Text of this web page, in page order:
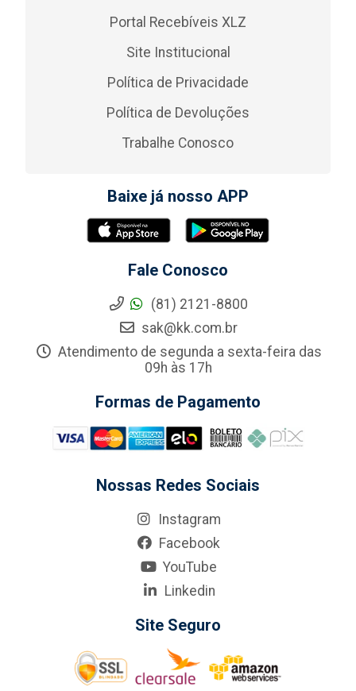
Portal Recebíveis XLZ
Site Institucional
Política de Privacidade
Política de Devoluções
Trabalhe Conosco
Baixe já nosso APP
Fale Conosco
(81) 2121-8800
sak@kk.com.br
Atendimento de segunda a sexta-feira das
09h às 17h
Formas de Pagamento
Nossas Redes Sociais
Instagram
Facebook
YouTube
Linkedin
Site Seguro